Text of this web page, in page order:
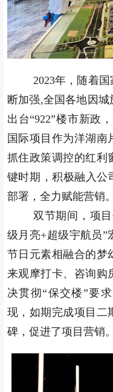
2023年，随着
断加强,全国各地因
出台“922”楼市新政
国际项目作为洋湖南
抓住政策调控的红利
键时期，积极融入公
部署，全力赋能营销。
双节期间，项
级月亮+超级宇航员”
节日元素相融合的梦
来观摩打卡、咨询购
决贯彻“保交楼”要
现，如期完成项目二
碑，促进了项目营销。